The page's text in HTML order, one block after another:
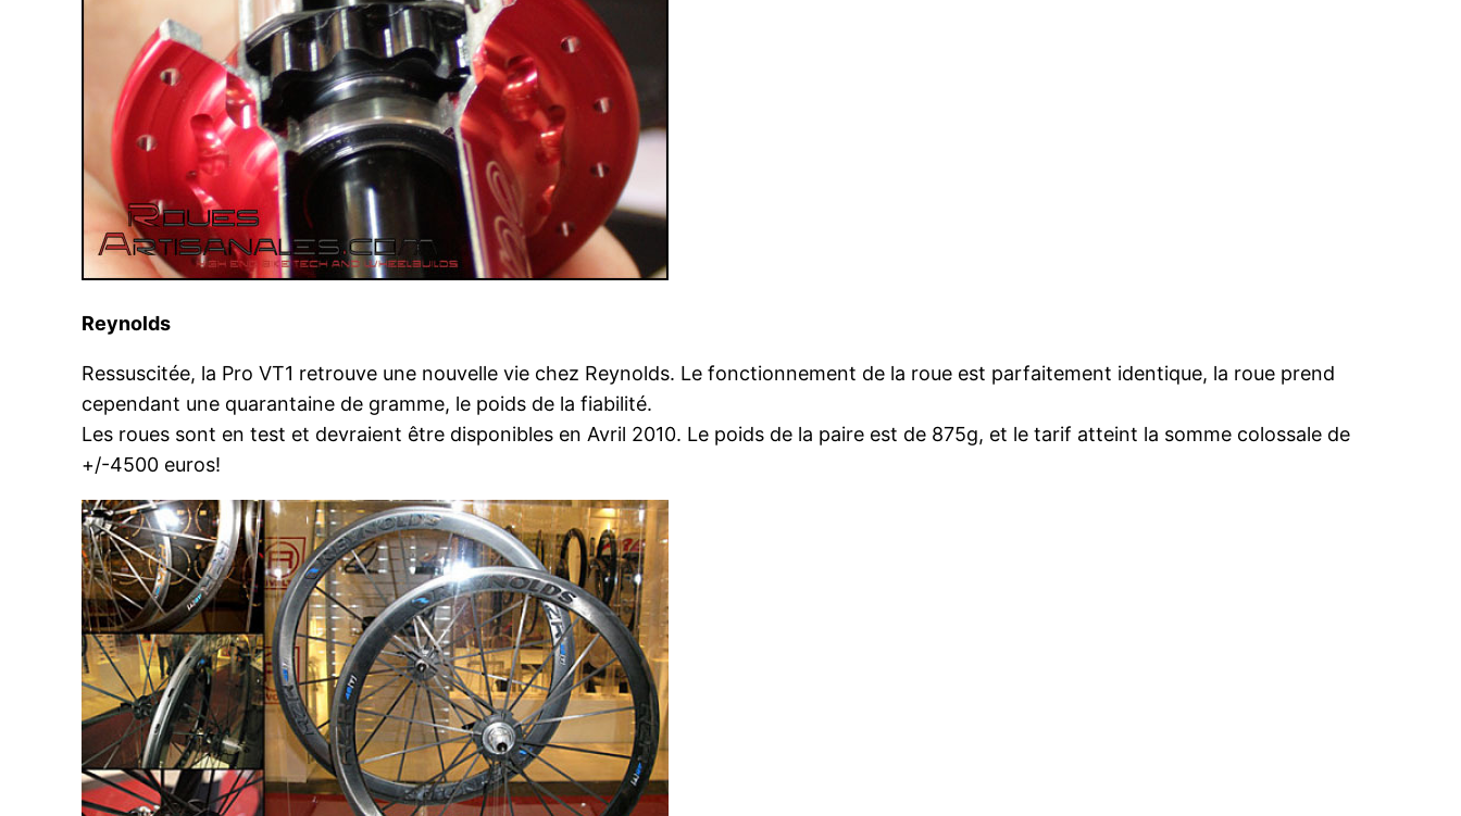
Reynolds
Ressuscitée, la Pro VT1 retrouve une nouvelle vie chez Reynolds. Le fonctionnement de la roue est parfaitement identique, la roue prend
cependant une quarantaine de gramme, le poids de la fiabilité.
Les roues sont en test et devraient être disponibles en Avril 2010. Le poids de la paire est de 875g, et le tarif atteint la somme colossale de
+/-4500 euros!